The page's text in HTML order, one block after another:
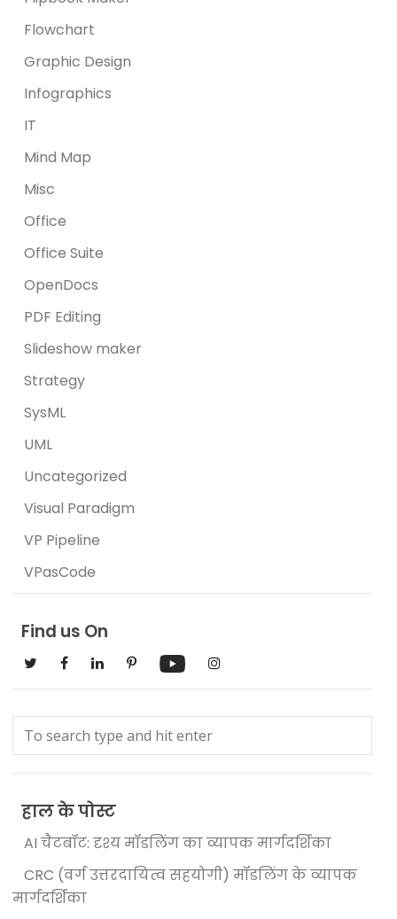
Flowchart
Graphic Design
Infographics
IT
Mind Map
Misc
Office
Office Suite
OpenDocs
PDF Editing
Slideshow maker
Strategy
SysML
UML
Uncategorized
Visual Paradigm
VP Pipeline
VPasCode
Find us On
हाल के पोस्ट
AI चैटबॉट: दृश्य मॉडलिंग का व्यापक मार्गदर्शिका
CRC (वर्ग उत्तरदायित्व सहयोगी) मॉडलिंग के व्यापक
मार्गदर्शिका